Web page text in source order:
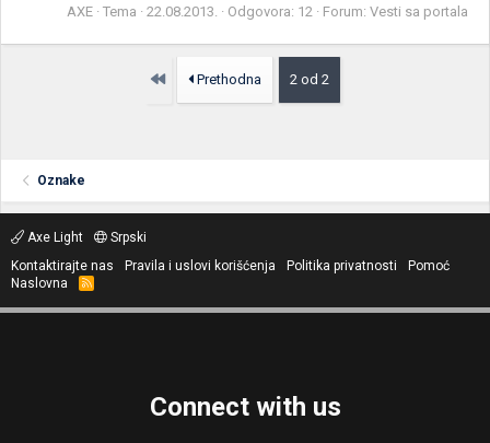
AXE Tema 22.08.2013. Odgovora: 12 Forum: Vesti sa portala
Prvo Prethodna 2 od 2
Oznake
Axe Light
Srpski
Kontaktirajte nas
Pravila i uslovi korišćenja Politika privatnosti
Pomoć
Naslovna
R
S
Connect with us